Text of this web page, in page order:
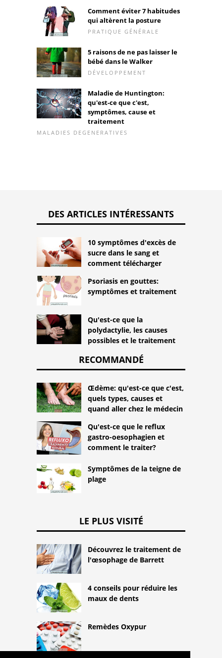
Comment éviter 7 habitudes
qui altèrent la posture
PRATIQUE GÉNÉRALE
5 raisons de ne pas laisser le
bébé dans le Walker
DÉVELOPPEMENT
Maladie de Huntington:
qu'est-ce que c'est,
symptômes, cause et
traitement
MALADIES DEGENERATIVES
DES ARTICLES INTÉRESSANTS
10 symptômes d'excès de
sucre dans le sang et
comment télécharger
Psoriasis en gouttes:
symptômes et traitement
Qu'est-ce que la
polydactylie, les causes
possibles et le traitement
RECOMMANDÉ
Œdème: qu'est-ce que c'est,
quels types, causes et
quand aller chez le médecin
Qu'est-ce que le reflux
gastro-oesophagien et
comment le traiter?
Symptômes de la teigne de
plage
LE PLUS VISITÉ
Découvrez le traitement de
l'œsophage de Barrett
4 conseils pour réduire les
maux de dents
Remèdes Oxypur